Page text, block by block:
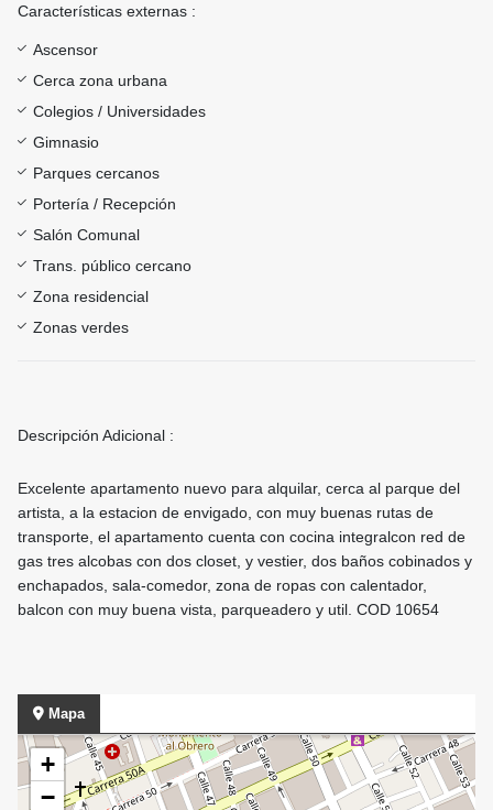
Características externas :
Ascensor
Cerca zona urbana
Colegios / Universidades
Gimnasio
Parques cercanos
Portería / Recepción
Salón Comunal
Trans. público cercano
Zona residencial
Zonas verdes
Descripción Adicional :
Excelente apartamento nuevo para alquilar, cerca al parque del
artista, a la estacion de envigado, con muy buenas rutas de
transporte, el apartamento cuenta con cocina integralcon red de
gas tres alcobas con dos closet, y vestier, dos baños cobinados y
enchapados, sala-comedor, zona de ropas con calentador,
balcon con muy buena vista, parqueadero y util. COD 10654
Mapa
+
−